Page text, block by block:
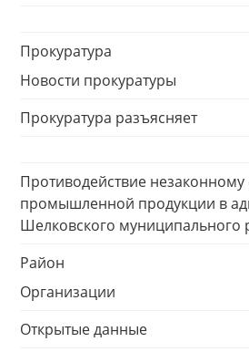
Прокуратура
Новости прокуратуры
Прокуратура разъясняет
Противодействие незаконному
промышленной продукции в
Шелковского муниципального
Район
Организации
Открытые данные